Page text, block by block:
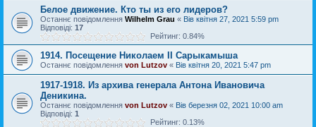
Белое движение. Кто ты из его лидеров?
Останнє повідомлення Wilhelm Grau « Вів квітня 27, 2021 5:59 pm
Відповіді: 17
Рейтинг: 0.84%
1914. Посещение Николаем II Сарыкамыша
Останнє повідомлення von Lutzov « Вів квітня 20, 2021 5:47 pm
1917-1918. Из архива генерала Антона Ивановича
Деникина.
Останнє повідомлення von Lutzov « Вів березня 02, 2021 10:00 am
Відповіді: 1
Рейтинг: 0.13%